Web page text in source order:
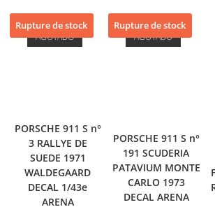
Rupture de stock
AGOTADO
PORSCHE 911 S n°
3 RALLYE DE
SUEDE 1971
WALDEGAARD
DECAL 1/43e
ARENA
Rupture de stock
AGOTADO
PORSCHE 911 S n°
191 SCUDERIA
PATAVIUM MONTE
CARLO 1973
DECAL ARENA